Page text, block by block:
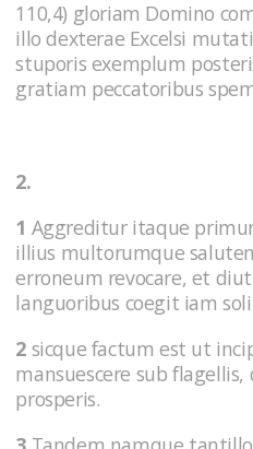
110,4) gloriam Domino
illo dexterae Excelsi
stuporis exemplum
gratiam peccatoribus
2.
1 Aggreditur itaque
illius multorumque
erroneum revocare, et
languoribus coegit iam
2 sicque factum est ut
mansuescere sub
prosperis.